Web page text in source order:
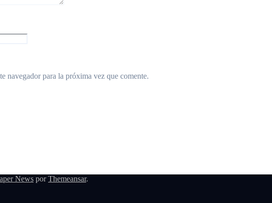
navegador para la próxima vez que comente.
News porThemeansar.